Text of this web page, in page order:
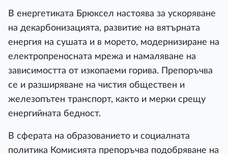
В енергетиката Брюксел настоява за ускоряване
на декарбонизацията, развитие на вятърната
енергия на сушата и в морето, модернизиране на
електропреносната мрежа и намаляване на
зависимостта от изкопаеми горива. Препоръчва
се и разширяване на чистия обществен и
железопътен транспорт, както и мерки срещу
енергийната бедност.
В сферата на образованието и социалната
политика Комисията препоръчва подобряване на